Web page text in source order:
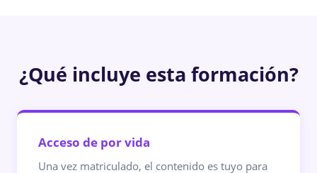
¿Qué incluye esta formación?
Acceso de por vida
Una vez matriculado, el contenido es tuyo para